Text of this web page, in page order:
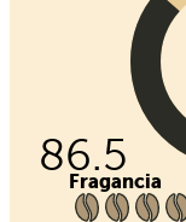
86.5
Fragancia